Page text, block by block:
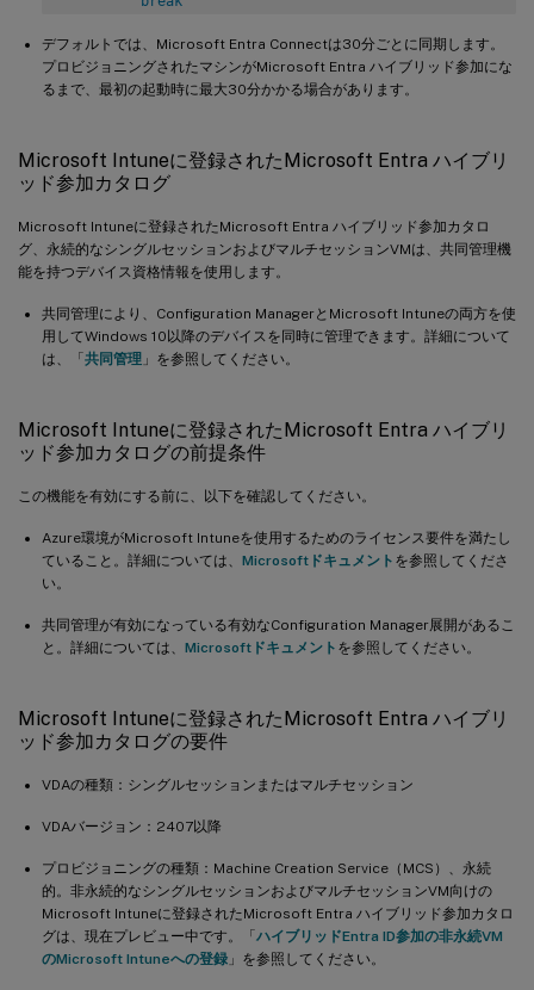
}
   Start
-Sleep 1
デフォルトでは、Microsoft Entra Connectは30分ごとに同期します。
プロビジョニングされたマシンがMicrosoft Entra ハイブリッド参加にな
るまで、最初の起動時に最大30分かかる場合があります。
Microsoft Intuneに登録されたMicrosoft Entra ハイブリ
ッド参加カタログ
Microsoft Intuneに登録されたMicrosoft Entra ハイブリッド参加カタロ
グ、永続的なシングルセッションおよびマルチセッションVMは、共同管理機
能を持つデバイス資格情報を使用します。
共同管理により、Configuration ManagerとMicrosoft Intuneの両方を使
用してWindows 10以降のデバイスを同時に管理できます。詳細について
は、「共同管理 」を参照してください。
Microsoft Intuneに登録されたMicrosoft Entra ハイブリ
ッド参加カタログの前提条件
この機能を有効にする前に、以下を確認してください。
Azure環境がMicrosoft Intuneを使用するためのライセンス要件を満たし
ていること。詳細については、 Microsoftドキュメント を参照してくださ
い。
共同管理が有効になっている有効なConfiguration Manager展開があるこ
と。詳細については、 Microsoftドキュメント を参照してください。
Microsoft Intuneに登録されたMicrosoft Entra ハイブリ
ッド参加カタログの要件
VDAの種類：シングルセッションまたはマルチセッション
VDAバージョン：2407以降
プロビジョニングの種類：Machine Creation Service（MCS）、永続
的。非永続的なシングルセッションおよびマルチセッションVM向けの
Microsoft Intuneに登録されたMicrosoft Entra ハイブリッド参加カタロ
グは、現在プレビュー中です。「ハイブリッドEntra ID参加の非永続VM
のMicrosoft Intuneへの登録 」を参照してください。